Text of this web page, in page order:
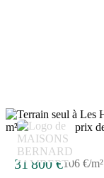
31 800 €106 €/m²